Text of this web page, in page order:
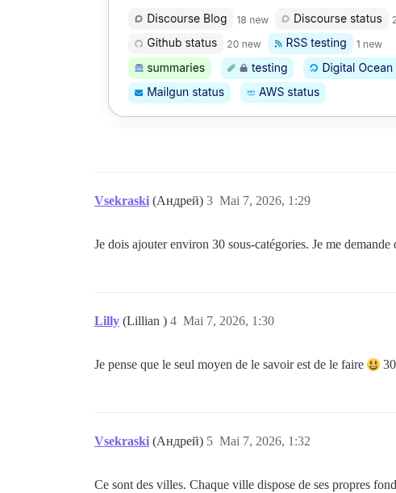
Vsekraski (Андрей) Mai 7, 2026, 1:29
3
Je dois ajouter environ 30 sous-catégories. Je me demande
Lilly (Lillian ) Mai 7, 2026, 1:30
4
Je pense que le seul moyen de le savoir est de le faire
Vsekraski (Андрей) Mai 7, 2026, 1:32
5
Ce sont des villes. Chaque ville dispose de ses propres